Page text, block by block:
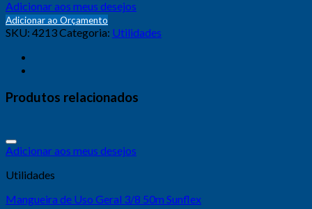
Adicionar aos meus desejos
Adicionar ao Orçamento
SKU: 4213Categoria: Utilidades
Produtos relacionados
Adicionar aos meus desejos
Utilidades
Mangueira de Uso Geral 3/8 50m Sunflex